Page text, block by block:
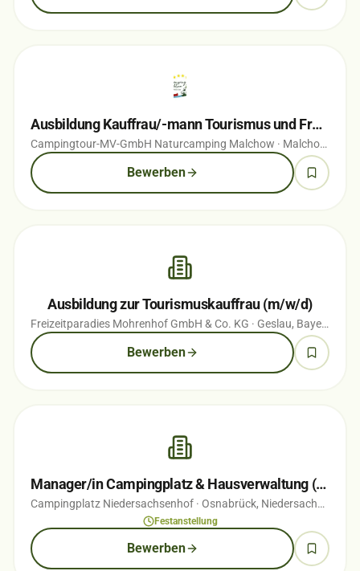
Ausbildung Kauffrau/-mann Tourismus und Freizeit
Campingtour-MV-GmbH Naturcamping Malchow · Malchow, Mecklenburg-Vorpommern
Bewerben
Ausbildung zur Tourismuskauffrau (m/w/d)
Freizeitparadies Mohrenhof GmbH & Co. KG · Geslau, Bayern
Bewerben
Manager/in Campingplatz & Hausverwaltung (w/m/d) Teil-/Vollzeit
Campingplatz Niedersachsenhof · Osnabrück, Niedersachsen
Festanstellung
Bewerben